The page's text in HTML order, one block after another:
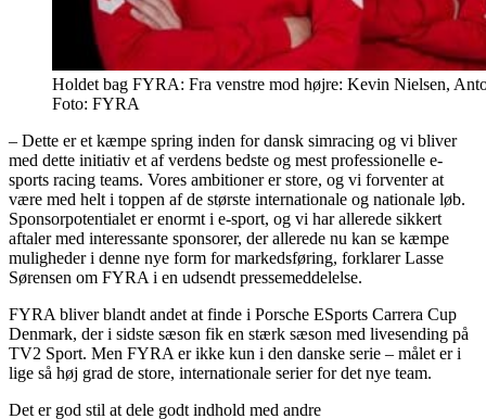
Holdet bag FYRA: Fra venstre mod højre: Kevin Nielsen,
Foto: FYRA
– Dette er et kæmpe spring inden for dansk simracing og vi bliver
med dette initiativ et af verdens bedste og mest professionelle e-
sports racing teams. Vores ambitioner er store, og vi forventer at
være med helt i toppen af de største internationale og nationale løb.
Sponsorpotentialet er enormt i e-sport, og vi har allerede sikkert
aftaler med interessante sponsorer, der allerede nu kan se kæmpe
muligheder i denne nye form for markedsføring, forklarer Lasse
Sørensen om FYRA i en udsendt pressemeddelelse.
FYRA bliver blandt andet at finde i Porsche ESports Carrera Cup
Denmark, der i sidste sæson fik en stærk sæson med livesending på
TV2 Sport. Men FYRA er ikke kun i den danske serie – målet er i
lige så høj grad de store, internationale serier for det nye team.
Det er god stil at dele godt indhold med andre